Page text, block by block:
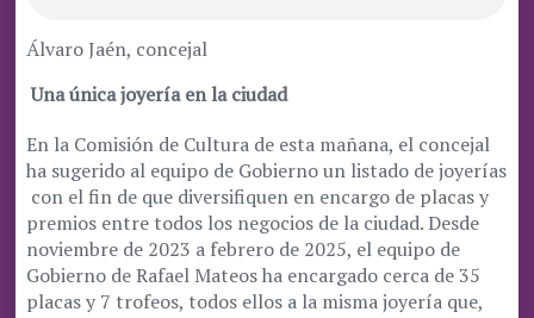
Álvaro Jaén, concejal
Una única joyería en la ciudad
En la Comisión de Cultura de esta mañana, el concejal
ha sugerido al equipo de Gobierno un listado de joyerías
con el fin de que diversifiquen en encargo de placas y
premios entre todos los negocios de la ciudad. Desde
noviembre de 2023 a febrero de 2025, el equipo de
Gobierno de Rafael Mateos ha encargado cerca de 35
placas y 7 trofeos, todos ellos a la misma joyería que,